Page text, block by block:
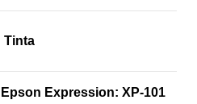
Tinta
Epson Expression: XP-101